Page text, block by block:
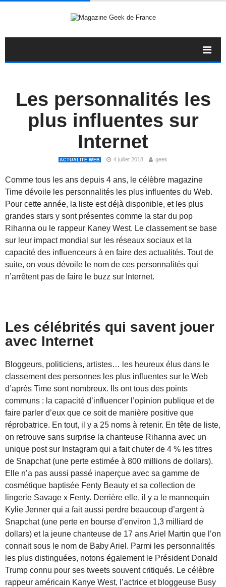
Les personnalités les
plus influentes sur
Internet
ACTUALITÉ WEB 4 juillet 2018 geek
Comme tous les ans depuis 4 ans, le célèbre magazine
Time dévoile les personnalités les plus influentes du Web.
Pour cette année, la liste est déjà disponible, et les plus
grandes stars y sont présentes comme la star du pop
Rihanna ou le rappeur Kaney West. Le classement se base
sur leur impact mondial sur les réseaux sociaux et la
capacité des influenceurs à en faire des actualités. Tout de
suite, on vous dévoile le nom de ces personnalités qui
n’arrêtent pas de faire le buzz sur Internet.
Les célébrités qui savent jouer
avec Internet
Bloggeurs, politiciens, artistes… les heureux élus dans le
classement des personnes les plus influentes sur le Web
d’après Time sont nombreux. Ils ont tous des points
communs : la capacité d’influencer l’opinion publique et de
faire parler d’eux que ce soit de manière positive que
réprobatrice. En tout, il y a 25 noms à retenir. En tête de liste,
on retrouve sans surprise la chanteuse Rihanna avec un
unique post sur Instagram qui a fait chuter de 4 % les titres
de Snapchat (une perte estimée à 800 millions de dollars).
Elle n’a pas aussi passé inaperçue avec sa gamme de
cosmétique baptisée Fenty Beauty et sa collection de
lingerie Savage x Fenty. Derrière elle, il y a le mannequin
Kylie Jenner qui a fait aussi perdre beaucoup d’argent à
Snapchat (une perte en bourse d’environ 1,3 milliard de
dollars) et la jeune chanteuse de 17 ans Ariel Martin que l’on
connait sous le nom de Baby Ariel. Parmi les personnalités
les plus distinguées, notons également le Président Donald
Trump connu pour ses tweets souvent critiqués. Le célèbre
rappeur américain Kanye West, l’actrice et bloggeuse Busy